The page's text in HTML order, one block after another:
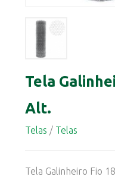
Tela
Alt.
Telas / Telas
Tela Galinheiro Fio